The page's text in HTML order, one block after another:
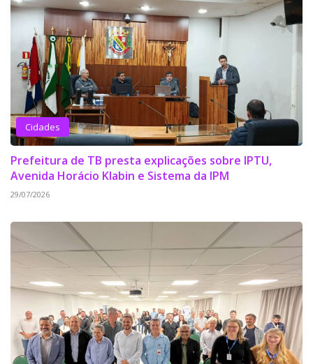
Cidades
Prefeitura de TB presta explicações sobre IPTU,
Avenida Horácio Klabin e Sistema da IPM
29/07/2026